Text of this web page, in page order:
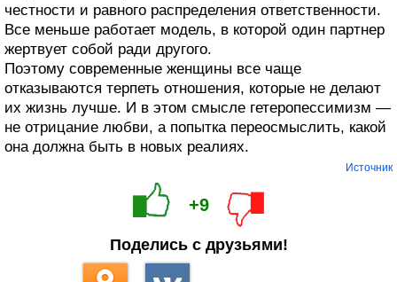
честности и равного распределения ответственности.
Все меньше работает модель, в которой один партнер
жертвует собой ради другого.
Поэтому современные женщины все чаще
отказываются терпеть отношения, которые не делают
их жизнь лучше. И в этом смысле гетеропессимизм —
не отрицание любви, а попытка переосмыслить, какой
она должна быть в новых реалиях.
Источник
+9
Поделись с друзьями!